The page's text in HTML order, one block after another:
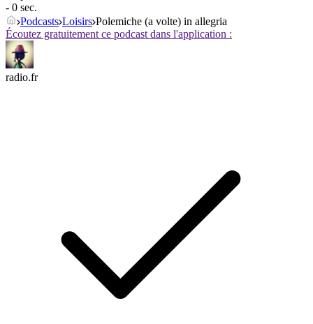
- 0 sec.
Podcasts Loisirs Polemiche (a volte) in allegria
Écoutez gratuitement ce podcast dans l'application :
radio.fr